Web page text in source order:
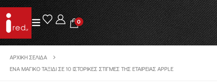
0
ΑΡΧΙΚΉ ΣΕΛΊΔΑ
ΈΝΑ ΜΑΓΙΚΌ ΤΑΞΊΔΙ ΣΕ 10 ΙΣΤΟΡΙΚΈΣ ΣΤΙΓΜΈΣ ΤΗΣ ΕΤΑΙΡΕΊΑΣ APPLE